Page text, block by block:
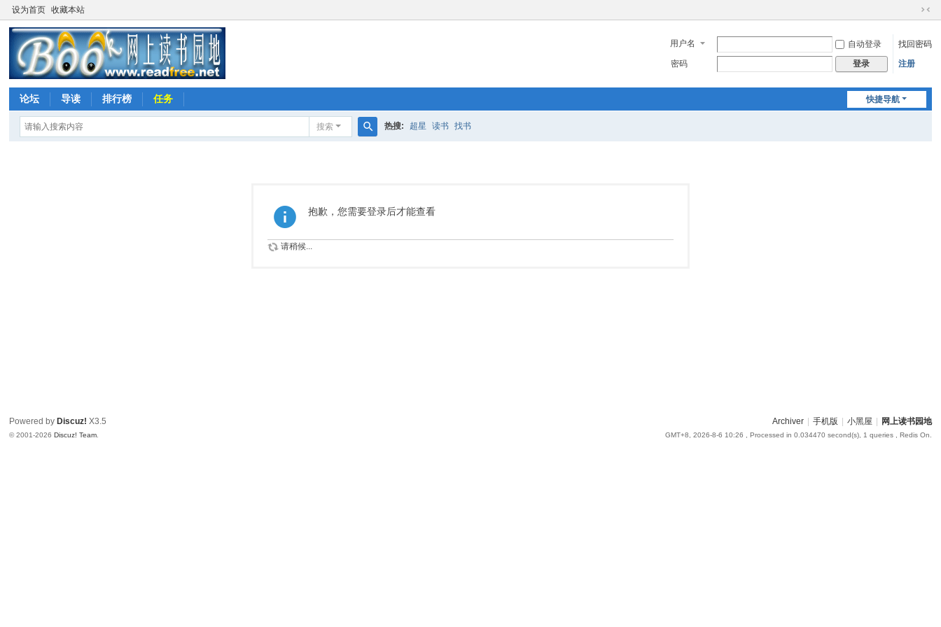
设为首页 收藏本站
切
到
用户名 自动登录
找回密码
密码
登录 注册
快捷导航
论坛 导读 排行榜 任务
搜索 热搜: 超星 读书 找书
抱歉，您需要登录后才能查看
请稍候...
Archiver 手机版 小黑屋 网上读书园地
GMT+8, 2026-8-6 10:26 , Processed in 0.034470 second(s), 1 queries , Redis On.
Powered by Discuz! X3.5
© 2001-2026Discuz! Team